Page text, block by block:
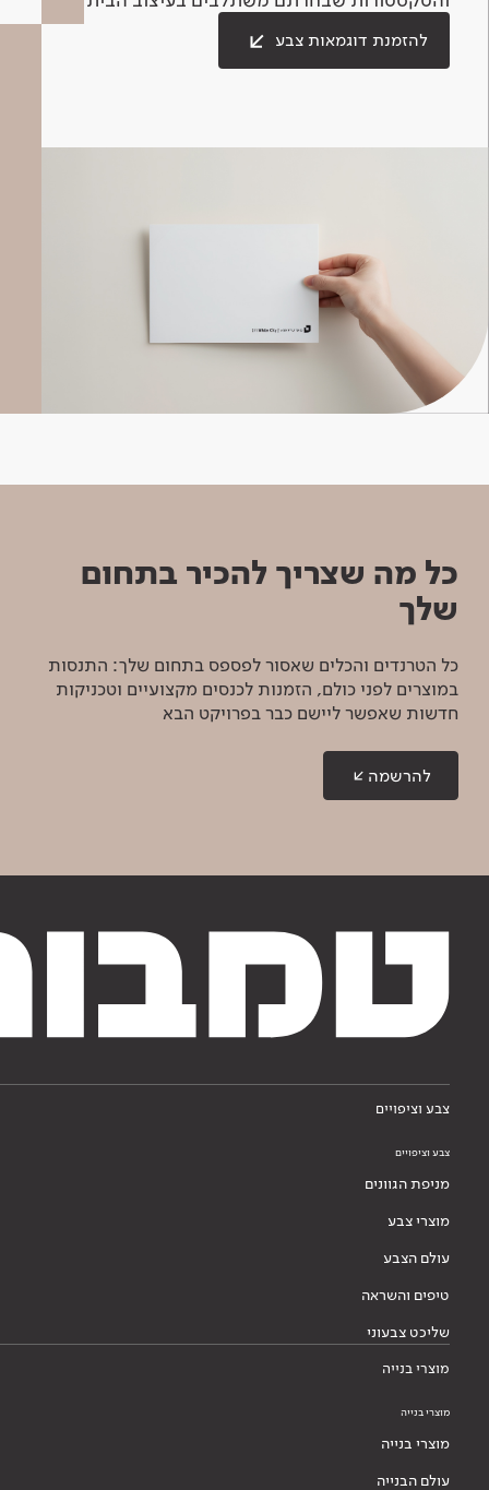
להזמנת דוגמאות צבע
כל מה שצריך להכיר בתחום
שלך
כל הטרנדים והכלים שאסור לפספס בתחום שלך: התנסות
במוצרים לפני כולם, הזמנות לכנסים מקצועיים וטכניקות
חדשות שאפשר ליישם כבר בפרויקט הבא
להרשמה
צבע וציפויים
צבע וציפויים
מניפת הגוונים
מוצרי צבע
עולם הצבע
טיפים והשראה
שליכט צבעוני
מוצרי בנייה
מוצרי בנייה
מוצרי בנייה
עולם הבנייה